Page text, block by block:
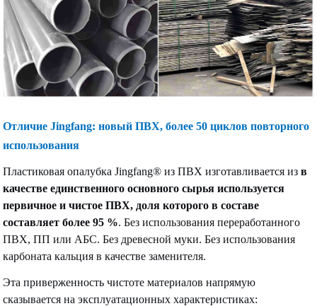
Отличие Jingfang: новый ПВХ, более 50 циклов повторного
использования
Пластиковая опалубка Jingfang® из ПВХ изготавливается изв
качестве единственного основного сырья используется
первичное и чистое ПВХ, доля которого в составе
составляет более 95 %. Без использования переработанного
ПВХ, ПП или АБС. Без древесной муки. Без использования
карбоната кальция в качестве заменителя.
Эта приверженность чистоте материалов напрямую
сказывается на эксплуатационных характеристиках: